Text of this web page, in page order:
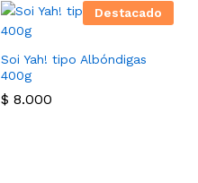
Destacado
Soi Yah! tipo Albóndigas
400g
$ 8.000